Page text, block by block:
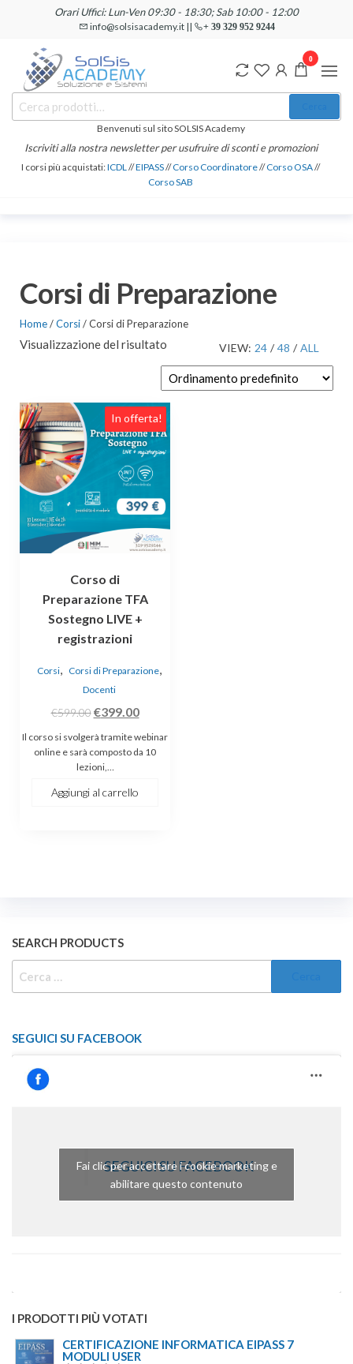
contenuto
Orari Uffici: Lun-Ven 09:30 - 18:30; Sab 10:00 - 12:00
info@solsisacademy.it || + 39 329 952 9244
SOLSIS
Academy
Corsi e
Certificazioni
Linguistiche
Benvenuti sul sito SOLSIS Academy
Iscriviti alla nostra newsletter per usufruire di sconti e promozioni
I corsi più acquistati:ICDL//EIPASS//Corso Coordinatore//Corso OSA//
Corso SAB
0
Corsi di Preparazione
Home/Corsi/ Corsi di Preparazione
VIEW: 24 / 48 / ALL
Visualizzazione del risultato
In offerta!
Corso di
Preparazione TFA
Sostegno LIVE +
registrazioni
Corsi, Corsi di Preparazione,
Docenti
€599.00 Il
prezzo
originale
era:
€599.00.
€399.00Il
prezzo
attuale
Il corso si svolgerà tramite webinar
online e sarà composto da 10
lezioni,…
Aggiungi al carrello
SEARCH PRODUCTS
SEGUICI SU FACEBOOK
SEGUICI SU FACEBOOK
Fai clic per accettare i cookie marketing e
abilitare questo contenuto
I PRODOTTI PIÙ VOTATI
CERTIFICAZIONE INFORMATICA EIPASS 7
MODULI USER